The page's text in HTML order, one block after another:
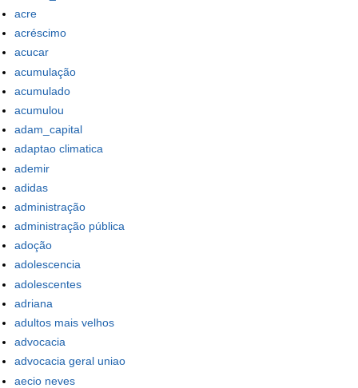
acre
acréscimo
acucar
acumulação
acumulado
acumulou
adam_capital
adaptao climatica
ademir
adidas
administração
administração pública
adoção
adolescencia
adolescentes
adriana
adultos mais velhos
advocacia
advocacia geral uniao
aecio neves